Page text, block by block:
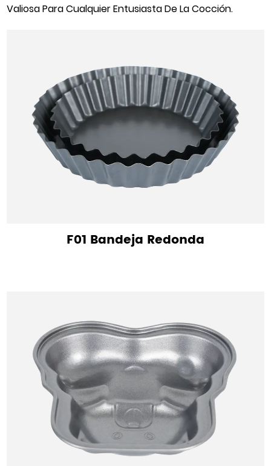
Valiosa Para Cualquier Entusiasta De La Cocción.
F01 Bandeja Redonda